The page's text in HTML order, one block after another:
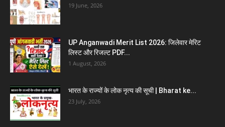
19 June, 2026
UP Anganwadi Merit List 2026: जिलेवार मेरिट
लिस्ट और रिजल्ट PDF...
1 August, 2026
भारत के राज्यों के लोक नृत्य की सूची | Bharat ke...
23 July, 2026